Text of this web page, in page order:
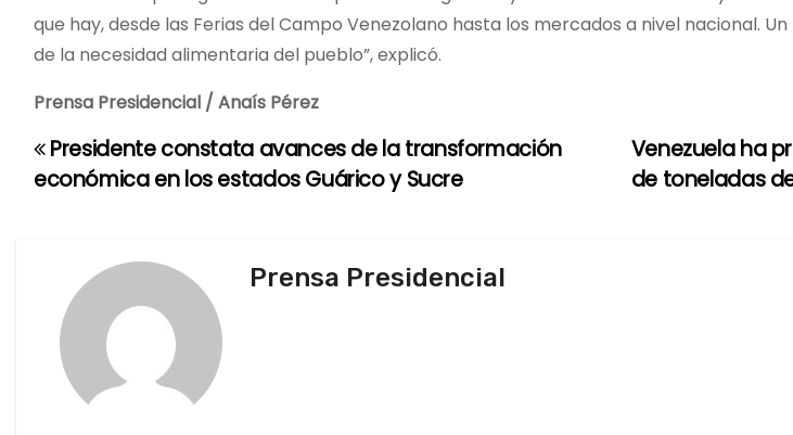
que hay, desde las Ferias del Campo Venezolano hasta los mercados a nivel nacional.
de la necesidad alimentaria del pueblo”, explicó.
Prensa Presidencial / Anaís Pérez
N
Venezuela ha
de toneladas
Presidente constata avances de la transformación
económica en los estados Guárico y Sucre
Prensa Presidencial